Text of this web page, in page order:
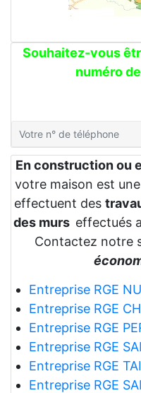
Souhaitez-vous
numéro
En construction ou
votre maison est
effectuent des
des murs effectués
Contactez notre
Entreprise RGE
Entreprise RGE
Entreprise RGE
Entreprise RGE
Entreprise RGE
Entreprise RGE